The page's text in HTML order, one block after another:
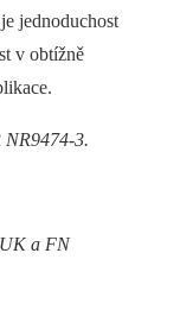
jednoduchost
v obtížně
3.
a FN